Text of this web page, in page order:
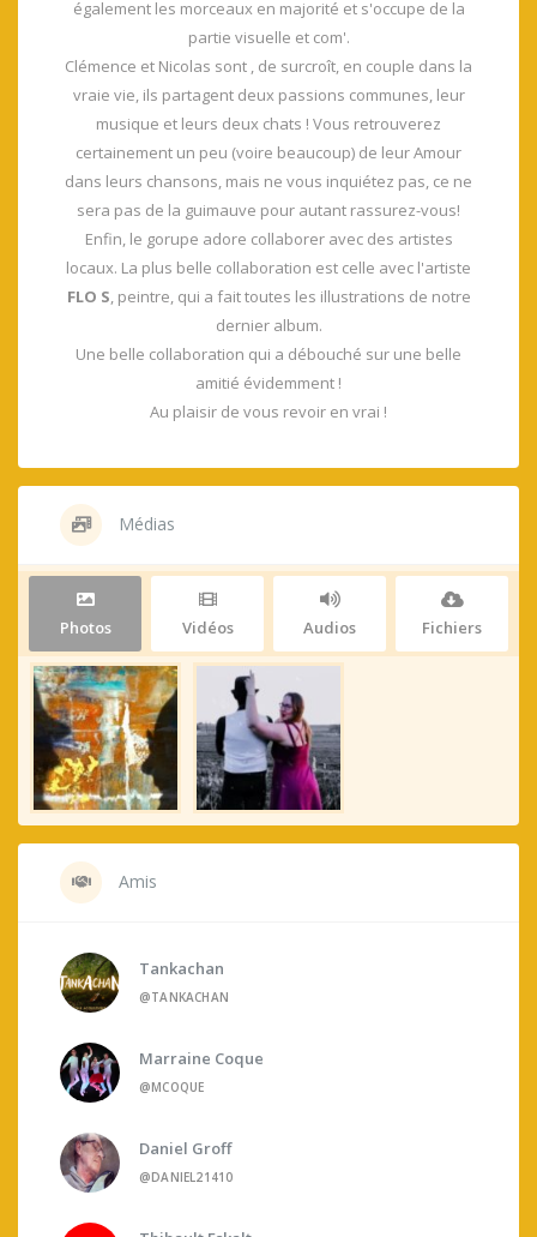
également les morceaux en majorité et s'occupe de la
partie visuelle et com'.
Clémence et Nicolas sont , de surcroît, en couple dans la
vraie vie, ils partagent deux passions communes, leur
musique et leurs deux chats ! Vous retrouverez
certainement un peu (voire beaucoup) de leur Amour
dans leurs chansons, mais ne vous inquiétez pas, ce ne
sera pas de la guimauve pour autant rassurez-vous!
Enfin, le gorupe adore collaborer avec des artistes
locaux. La plus belle collaboration est celle avec l'artiste
FLO S, peintre, qui a fait toutes les illustrations de notre
dernier album.
Une belle collaboration qui a débouché sur une belle
amitié évidemment !
Au plaisir de vous revoir en vrai !
Médias
Photos Vidéos Audios Fichiers
Amis
Tankachan
@TANKACHAN
Marraine Coque
@MCOQUE
Daniel Groff
@DANIEL21410